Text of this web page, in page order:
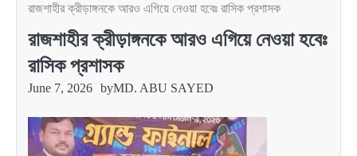
রাজশাহীর ক্রীড়াঙ্গনকে আরও এগিয়ে নেওয়া হবেঃ রাসিক প্রশাসক
রাজশাহীর ক্রীড়াঙ্গনকে আরও এগিয়ে নেওয়া হবেঃ
রাসিক প্রশাসক
June 7, 2026 byMD. ABU SAYED